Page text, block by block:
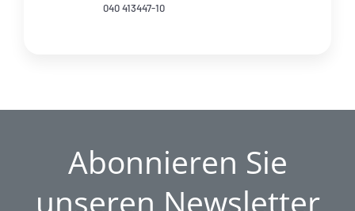
040 413447-10
Abonnieren Sie
unseren Newsletter